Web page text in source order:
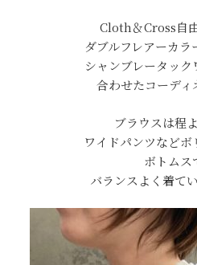
Cloth＆Cross自
ダブルフレアーカラ
シャンブレータック
合わせたコーディ
ブラウスは程
ワイドパンツなどボ
ボトムス
バランスよく着て